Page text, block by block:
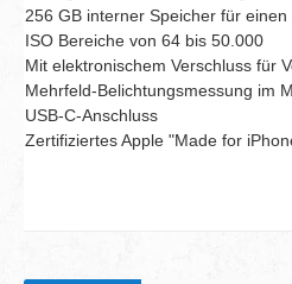
256 GB interner Speicher für
ISO Bereiche von 64 bis 50.000
Mit elektronischem Verschluss für
Mehrfeld-Belichtungsmessung im
USB-C-Anschluss
Zertifiziertes Apple "Made for